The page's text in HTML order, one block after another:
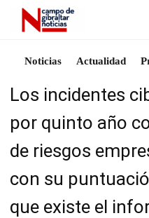
Noticias Actualidad
Los incidentes
por quinto año
de riesgos
con su
que existe el